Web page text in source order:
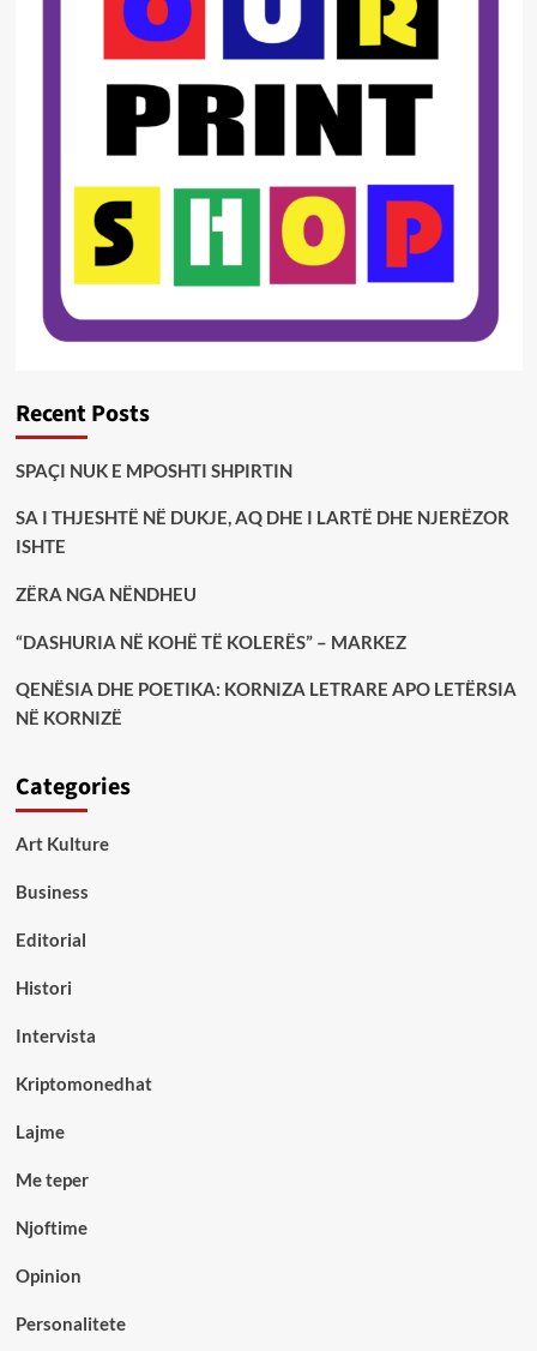
Recent Posts
SPAÇI NUK E MPOSHTI SHPIRTIN
SA I THJESHTË NË DUKJE, AQ DHE I LARTË DHE NJERËZOR
ISHTE
ZËRA NGA NËNDHEU
“DASHURIA NË KOHË TË KOLERËS” – MARKEZ
QENËSIA DHE POETIKA: KORNIZA LETRARE APO LETËRSIA
NË KORNIZË
Categories
Art Kulture
Business
Editorial
Histori
Intervista
Kriptomonedhat
Lajme
Me teper
Njoftime
Opinion
Personalitete